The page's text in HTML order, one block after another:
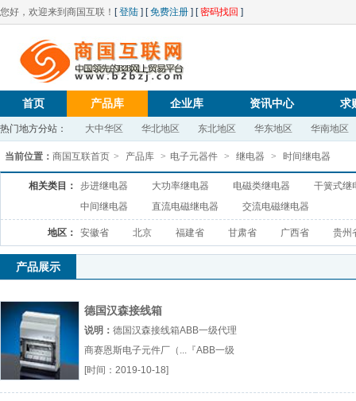
您好，欢迎来到商国互联！ [登陆 ] [免费注册 ] [密码找回 ]
首页 产品库 企业库 资讯中心 求
热门地方分站： 大中华区 华北地区 东北地区 华东地区 华南地区
当前位置： 商国互联首页 > 产品库 > 电子元器件 > 继电器 > 时间继电器
相关类目： 步进继电器 大功率继电器 电磁类继电器
干簧式继
中间继电器
直流电磁继电器 交流电磁继电器
地区： 安徽省 北京 福建省 甘肃省 广西省 贵州
产品展示
德国汉森接线箱
说明： 德国汉森接线箱ABB一级代理
商赛恩斯电子元件厂（...『ABB一级
代理商』
[时间：2019-10-18]